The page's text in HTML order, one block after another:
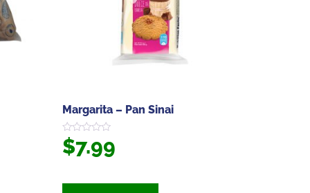
Margarita – Pan Sinai
Valorado
en
$7.99